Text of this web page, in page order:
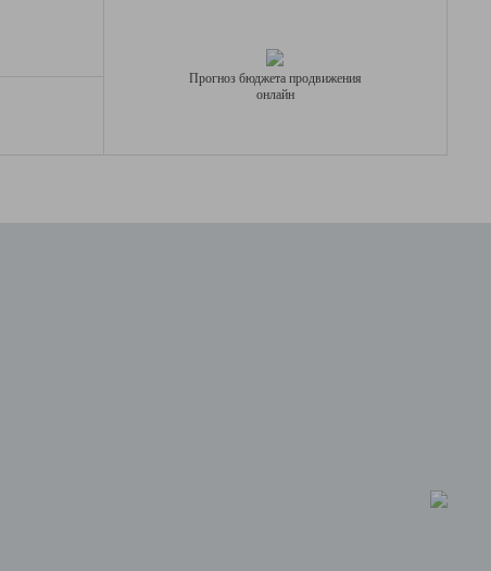
Прогноз бюджета продвижения
онлайн